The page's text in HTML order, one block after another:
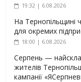
19:32 | 6.08.2026
На Тернопільщині
для окремих
18:00 | 6.08.2026
Серпень —
жителів
кампанії